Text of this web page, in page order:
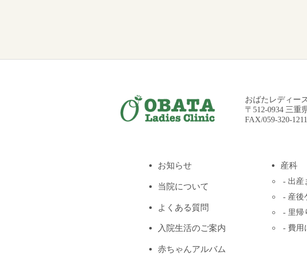
おばたレディー
〒512-0934 三重
FAX/059-320-1211
お知らせ
当院について
よくある質問
入院生活のご案内
赤ちゃんアルバム
産科
出産
産後
里帰
費用